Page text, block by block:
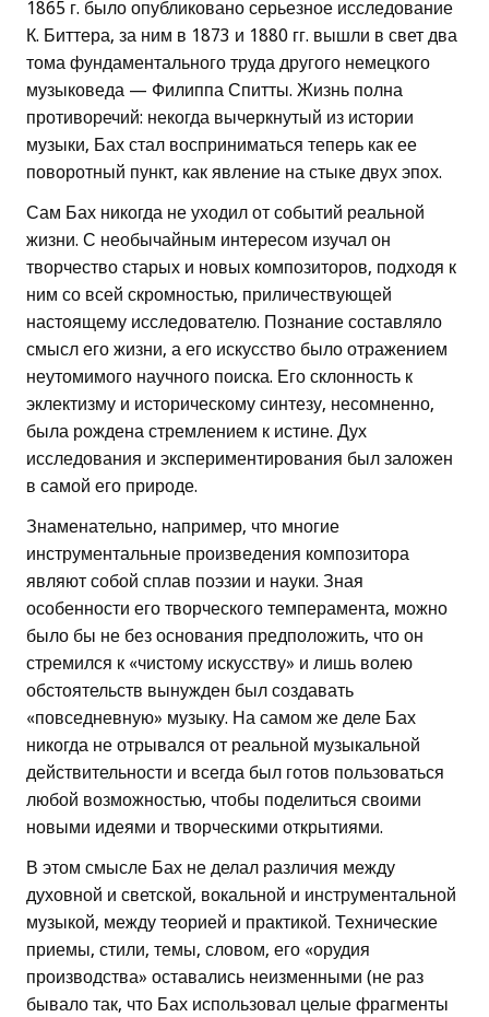
1865 г. было опубликовано серьезное исследование
К. Биттера, за ним в 1873 и 1880 гг. вышли в свет два
тома фундаментального труда другого немецкого
музыковеда — Филиппа Спитты. Жизнь полна
противоречий: некогда вычеркнутый из истории
музыки, Бах стал восприниматься теперь как ее
поворотный пункт, как явление на стыке двух эпох.
Сам Бах никогда не уходил от событий реальной
жизни. С необычайным интересом изучал он
творчество старых и новых композиторов, подходя к
ним со всей скромностью, приличествующей
настоящему исследователю. Познание составляло
смысл его жизни, а его искусство было отражением
неутомимого научного поиска. Его склонность к
эклектизму и историческому синтезу, несомненно,
была рождена стремлением к истине. Дух
исследования и экспериментирования был заложен
в самой его природе.
Знаменательно, например, что многие
инструментальные произведения композитора
являют собой сплав поэзии и науки. Зная
особенности его творческого темперамента, можно
было бы не без основания предположить, что он
стремился к «чистому искусству» и лишь волею
обстоятельств вынужден был создавать
«повседневную» музыку. На самом же деле Бах
никогда не отрывался от реальной музыкальной
действительности и всегда был готов пользоваться
любой возможностью, чтобы поделиться своими
новыми идеями и творческими открытиями.
В этом смысле Бах не делал различия между
духовной и светской, вокальной и инструментальной
музыкой, между теорией и практикой. Технические
приемы, стили, темы, словом, его «орудия
производства» оставались неизменными (не раз
бывало так, что Бах использовал целые фрагменты